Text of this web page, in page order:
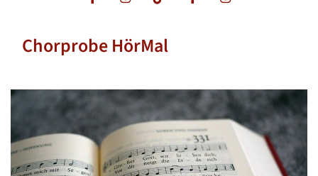
Chorprobe HörMal